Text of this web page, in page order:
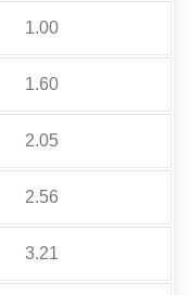
1.00
1.60
2.05
2.56
3.21